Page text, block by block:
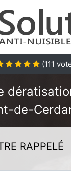
(111
de-
RAPPELÉ